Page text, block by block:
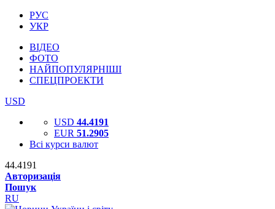
РУС
УКР
ВІДЕО
ФОТО
НАЙПОПУЛЯРНІШІ
СПЕЦПРОЕКТИ
USD
USD 44.4191
EUR 51.2905
Всі курси валют
44.4191
Авторизація
Пошук
RU